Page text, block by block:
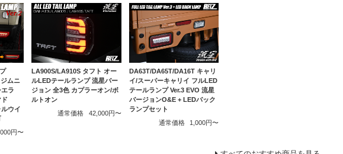
ムニ
ラ
ウイ
円〜
LA900S/LA910S タフト オー
ルLEDテールランプ 流星バー
ジョン 全3色 カプラーオン/ボ
ルトオン
通常価格
42,000円〜
DA63T/DA65T/DA16T キャリ
イ/スーパーキャリイ フルLED
テールランプ Ver.3 EVO 流星
バージョンO&E + LEDバック
ランプセット
通常価格
1,000円〜